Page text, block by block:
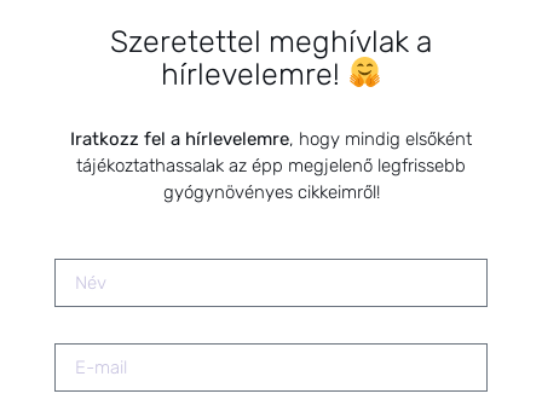
Nyugtató tea szoptatós anyáknak
2021.09.20.
Hogy alakult 2024? Igazi vért
izzadós év volt.
ragadt
Szeretettel meghívlak a
hírlevelemre!
Iratkozz fel a hírlevelemre, hogy mindig elsőként
tájékoztathassalak az épp megjelenő legfrissebb
gyógynövényes cikkeimről!